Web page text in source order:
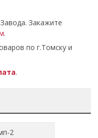
Закажите
.
по г.Томску и
.
2